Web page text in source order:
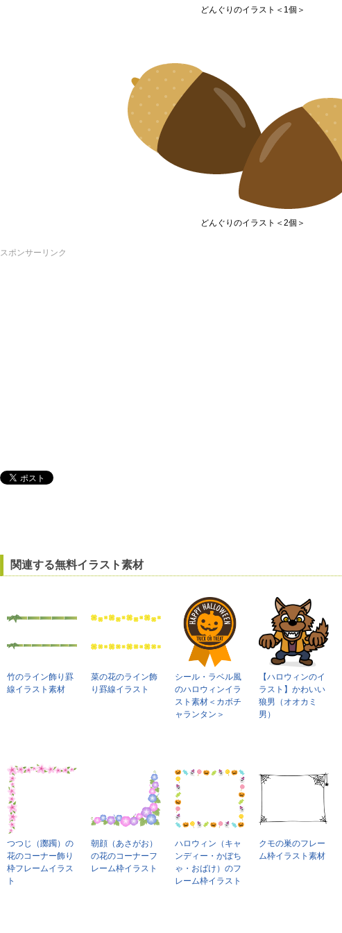
どんぐりのイラスト＜1個＞
どんぐりのイラスト＜2個＞
スポンサーリンク
関連する無料イラスト素材
竹のライン飾り罫
線イラスト素材
菜の花のライン飾
り罫線イラスト
シール・ラベル風
のハロウィンイラ
スト素材＜カボチ
ャランタン＞
【ハロウィンのイ
ラスト】かわいい
狼男（オオカミ
男）
つつじ（躑躅）の
花のコーナー飾り
枠フレームイラス
ト
朝顔（あさがお）
の花のコーナーフ
レーム枠イラスト
ハロウィン（キャ
ンディー・かぼち
ゃ・おばけ）のフ
レーム枠イラスト
クモの巣のフレー
ム枠イラスト素材